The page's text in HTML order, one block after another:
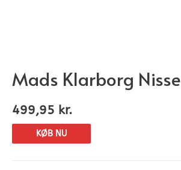
Mads Klarborg Nisse
499,95 kr.
KØB NU